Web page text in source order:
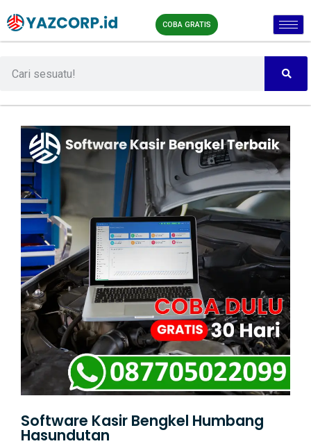
COBA GRATIS
Software Kasir Bengkel Humbang
Hasundutan